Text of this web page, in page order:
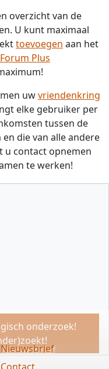
overzicht van de
U kunt maximaal
toevoegen aan het
Plus
uwvriendenkring
elke gebruiker per
tussen de
die van alle andere
u contact opnemen
te werken!
onderzoek!
Nieuwsbrief